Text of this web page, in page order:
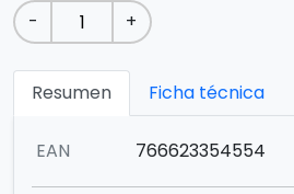
-
+
Resumen Ficha técnica
EAN 766623354554